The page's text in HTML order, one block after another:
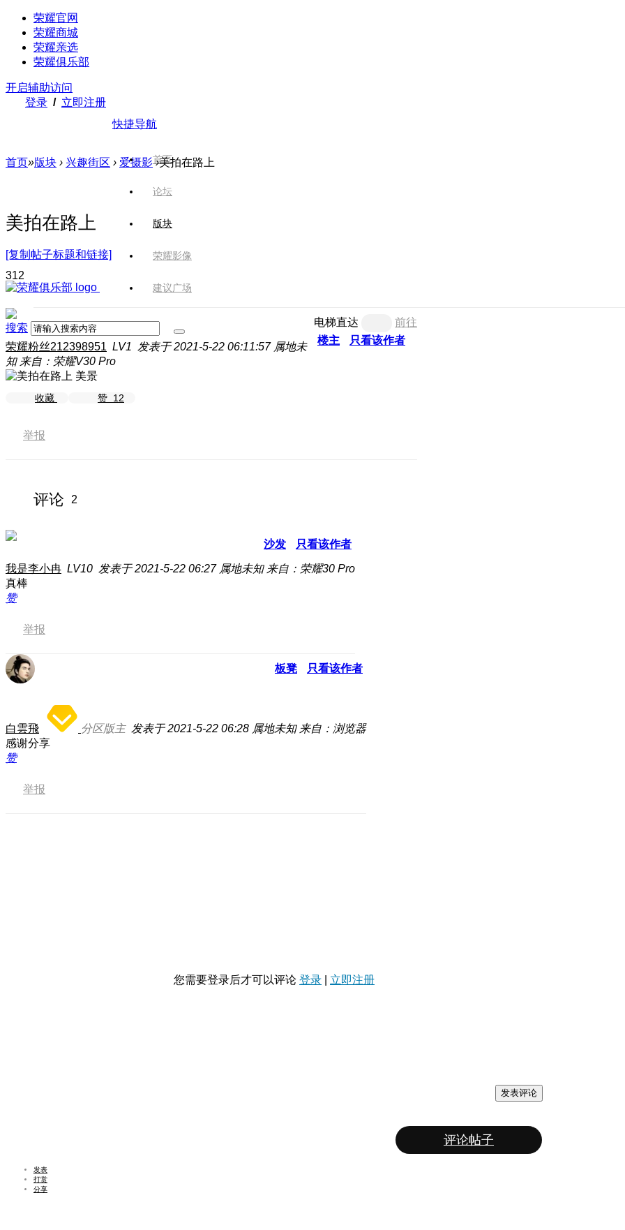
荣耀官网
荣耀商城
荣耀亲选
荣耀俱乐部
开启辅助访问
登录 / 立即注册
快捷导航
首页
论坛
版块
荣耀影像
建议广场
搜索
首页»版块 › 兴趣街区 › 爱摄影 ›美拍在路上
美拍在路上
[复制帖子标题和链接]
312
电梯直达
前往
楼主
只看该作者
荣耀粉丝212398951 LV1 发表于 2021-5-22 06:11:57 属地未
知 来自：荣耀V30 Pro
美景
收藏 赞 12
举报
评论 2
沙发 只看该作者
我是李小冉 LV10 发表于 2021-5-22 06:27 属地未知 来自：荣耀30 Pro
真棒
赞
举报
板凳 只看该作者
白雲飛 分区版主 发表于 2021-5-22 06:28 属地未知 来自：浏览器
感谢分享
赞
举报
您需要登录后才可以评论 登录 立即注册
发表评论
评论帖子
发表
打赏
分享